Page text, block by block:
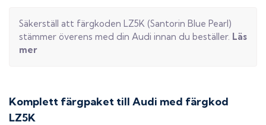
Säkerställ att färgkoden LZ5K (Santorin Blue Pearl)
stämmer överens med din Audi innan du beställer. Läs
mer
Komplett färgpaket till Audi med färgkod
LZ5K